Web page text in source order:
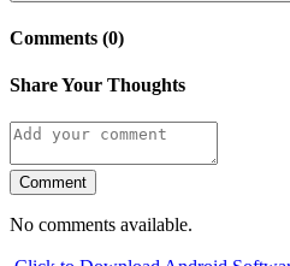
Comments (0)
Share Your Thoughts
Comment
No comments available.